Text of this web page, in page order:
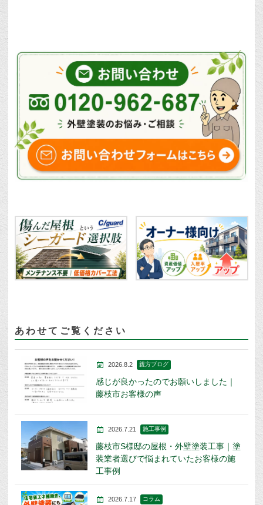
あわせてご覧ください
2026.8.2 親方ブログ
感じが良かったのでお願いしました｜
藤枝市お客様の声
2026.7.21 施工事例
藤枝市S様邸の屋根・外壁塗装工事｜塗
装業者選びで悩まれていたお客様の施
工事例
2026.7.17 コラム